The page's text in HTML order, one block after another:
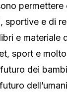
sportive e di
e materiale
sport e
dei